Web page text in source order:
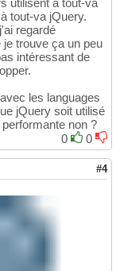
utilisent à tout-va
tout-va jQuery.
regardé
je trouve ça un peu
intéressant de
les languages
jQuery soit utilisé
non ?
0
0
#4